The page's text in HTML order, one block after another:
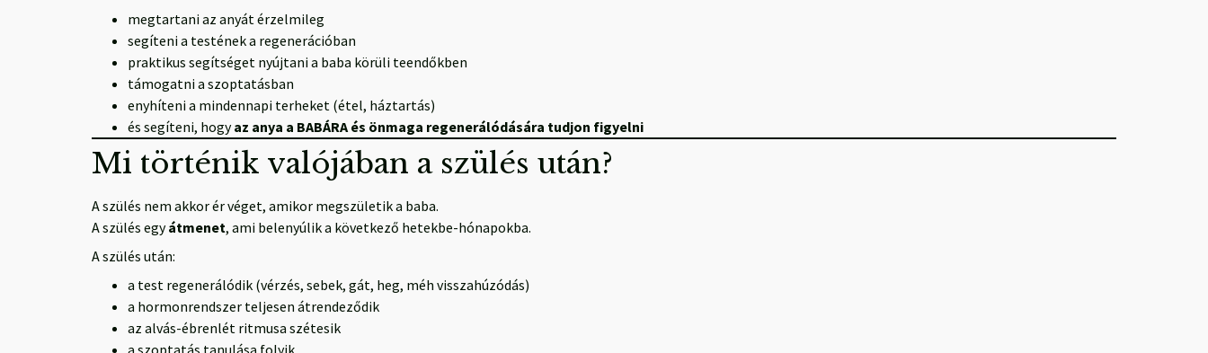
megtartani az anyát érzelmileg
segíteni a testének a regenerációban
praktikus segítséget nyújtani a baba körüli teendőkben
támogatni a szoptatásban
enyhíteni a mindennapi terheket (étel, háztartás)
és segíteni, hogyaz anya a BABÁRA és önmaga regenerálódására tudjon figyelni
Mi történik valójában a szülés után?
A szülés nem akkor ér véget, amikor megszületik a baba.
A szülés egyátmenet, ami belenyúlik a következő hetekbe-hónapokba.
A szülés után:
a test regenerálódik (vérzés, sebek, gát, heg, méh visszahúzódás)
a hormonrendszer teljesen átrendeződik
az alvás-ébrenlét ritmusa szétesik
a szoptatás tanulása folyik